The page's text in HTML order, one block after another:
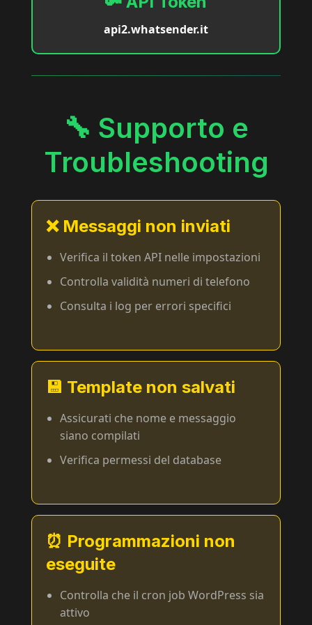
api2.whatsender.it
🔧 Supporto e
Troubleshooting
❌ Messaggi non inviati
Verifica il token API nelle impostazioni
Controlla validità numeri di telefono
Consulta i log per errori specifici
💾 Template non salvati
Assicurati che nome e messaggio
siano compilati
Verifica permessi del database
⏰ Programmazioni non
eseguite
Controlla che il cron job WordPress sia
attivo